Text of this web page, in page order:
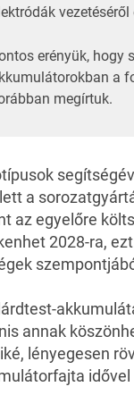
erényük, hogy
a
megírtuk.
a
az egyelőre
2028-ra,
annak
lényegesen